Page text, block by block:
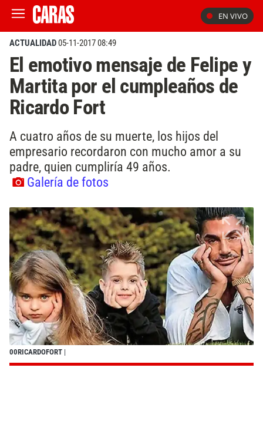
EN VIVO
ACTUALIDAD05-11-2017 08:49
El emotivo mensaje de Felipe y
Martita por el cumpleaños de
Ricardo Fort
A cuatro años de su muerte, los hijos del
empresario recordaron con mucho amor a su
padre, quien cumpliría 49 años.
Galería de fotos
00RICARDOFORT |